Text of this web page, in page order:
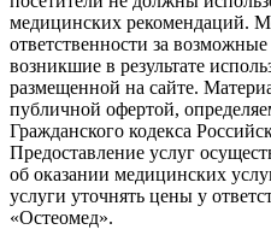
медицинских рекомендаций.
ответственности за
возникшие в результате
размещенной на сайте.
публичной офертой,
Гражданского кодекса
Предоставление услуг
об оказании медицинских
услуги уточнять цены у
«Остеомед».